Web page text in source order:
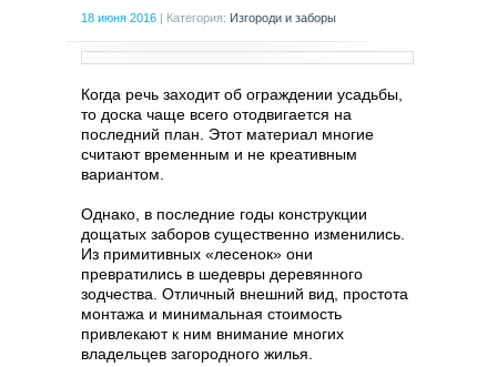
18 июня 2016 | Категория: Изгороди и заборы
Когда речь заходит об ограждении усадьбы,
то доска чаще всего отодвигается на
последний план. Этот материал многие
считают временным и не креативным
вариантом.
Однако, в последние годы конструкции
дощатых заборов существенно изменились.
Из примитивных «лесенок» они
превратились в шедевры деревянного
зодчества. Отличный внешний вид, простота
монтажа и минимальная стоимость
привлекают к ним внимание многих
владельцев загородного жилья.